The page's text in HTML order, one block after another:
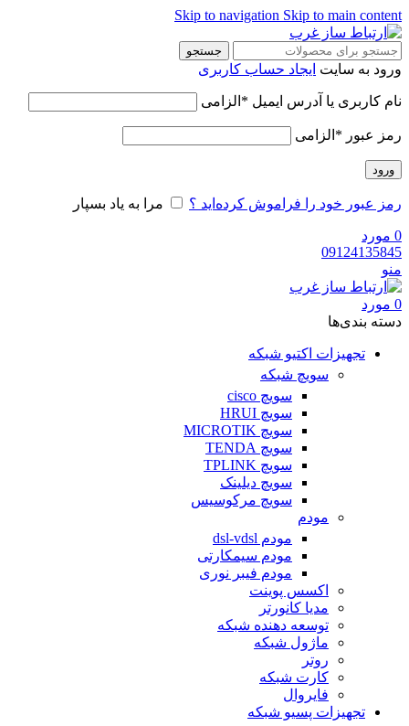
Skip to navigation Skip to main content
جستجو
ورود به سایت ایجاد حساب کاربری
نام کاربری یا آدرس ایمیل * الزامی
رمز عبور * الزامی
ورود
رمز عبور خود را فراموش کرده‌اید ؟ مرا به یاد بسپار
0 مورد
09124135845
منو
0 مورد
دسته‌ بندی‌ها
تجهیزات اکتیو شبکه
سویچ شبکه
سویچ cisco
سویچ HRUI
سویچ MICROTIK
سویچ TENDA
سویچ TPLINK
سویچ دیلینک
سویچ مرکوسیس
مودم
مودم dsl-vdsl
مودم سیمکارتی
مودم فیبر نوری
اکسس پوینت
مدیا کانورتر
توسعه دهنده شبکه
ماژول شبکه
روتر
کارت شبکه
فایروال
تجهیزات پسیو شبکه